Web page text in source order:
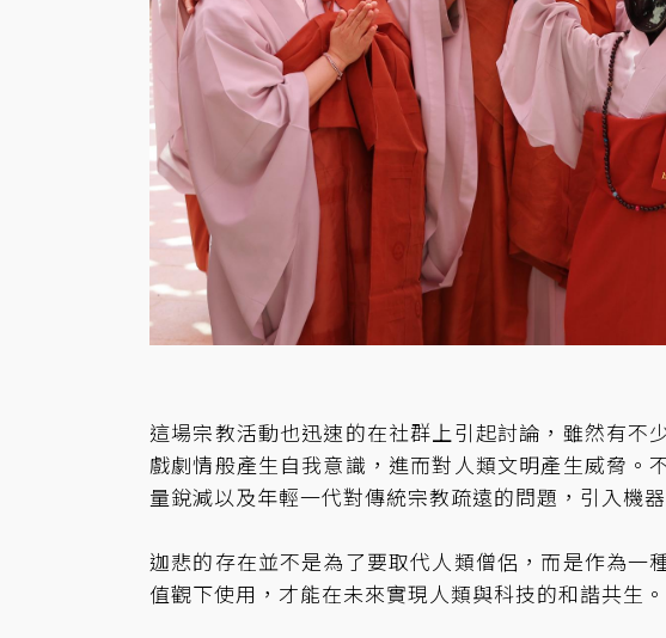
這場宗教活動也迅速的在社群上引起討論，雖然有
戲劇情般產生自我意識，進而對人類文明產生威脅
量銳減以及年輕一代對傳統宗教疏遠的問題，引入機
迦悲的存在並不是為了要取代人類僧侶，而是作為一
值觀下使用，才能在未來實現人類與科技的和諧共生。